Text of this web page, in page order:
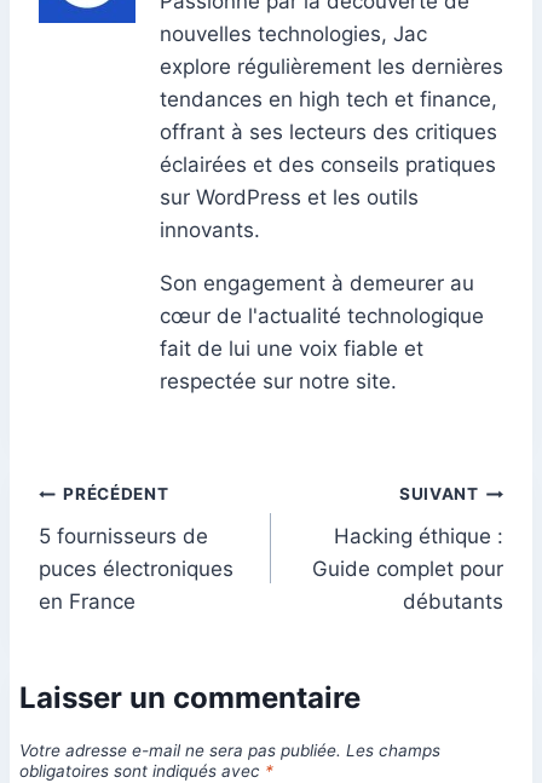
nouvelles technologies, Jac
explore régulièrement les dernières
tendances en high tech et finance,
offrant à ses lecteurs des critiques
éclairées et des conseils pratiques
sur WordPress et les outils
innovants.
Son engagement à demeurer au
cœur de l'actualité technologique
fait de lui une voix fiable et
respectée sur notre site.
Navigation
de
l’article
PRÉCÉDENT
5 fournisseurs de
puces électroniques
en France
SUIVANT
Hacking éthique :
Guide complet pour
débutants
Laisser un commentaire
Votre adresse e-mail ne sera pas publiée. Les champs
obligatoires sont indiqués avec *